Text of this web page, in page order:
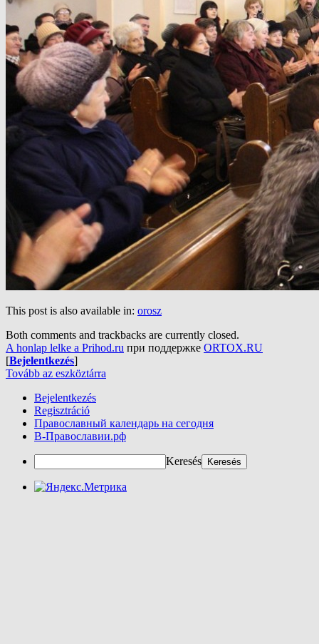
This post is also available in: orosz
Both comments and trackbacks are currently closed.
A honlap lelke a Prihod.ru при поддержке ORTOX.RU
[Bejelentkezés]
Tovább az eszköztárra
Bejelentkezés
Regisztráció
Православный календарь на сегодня
В-Православии.рф
Keresés